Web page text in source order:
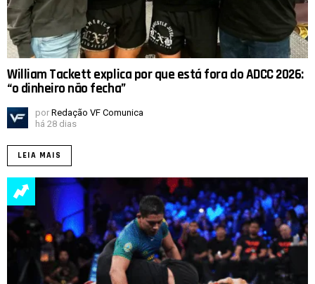
William Tackett explica por que está fora do ADCC 2026:
“o dinheiro não fecha”
por Redação VF Comunica
há 28 dias
LEIA MAIS